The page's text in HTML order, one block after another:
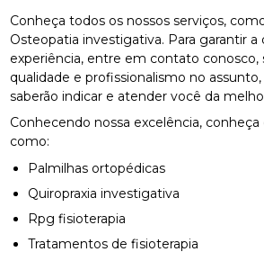
Conheça todos os nossos serviços,
Osteopatia investigativa. Para garantir
experiência, entre em contato conosco,
qualidade e profissionalismo no
saberão indicar e atender você da
Conhecendo nossa excelência,
como:
Palmilhas ortopédicas
Quiropraxia investigativa
Rpg fisioterapia
Tratamentos de fisioterapia